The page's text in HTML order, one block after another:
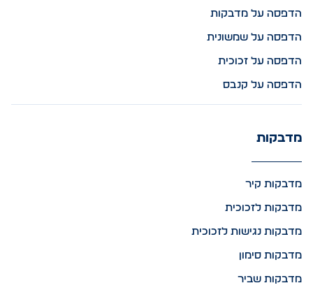
הדפסה על מדבקות
הדפסה על שמשונית
הדפסה על זכוכית
הדפסה על קנבס
מדבקות
מדבקות קיר
מדבקות לזכוכית
מדבקות נגישות לזכוכית
מדבקות סימון
מדבקות שביר